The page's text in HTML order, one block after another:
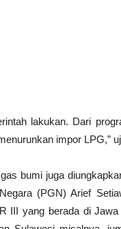
lakukan. Dari
impor LPG,”
bumi juga
(PGN) Arief
III yang berada di Jawa